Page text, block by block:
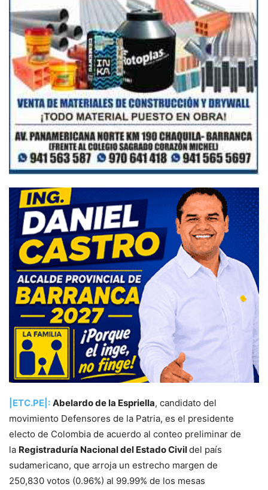
|ETC.PE|: Abelardo de la Espriella, candidato del
movimiento Defensores de la Patria, es el presidente
electo de Colombia de acuerdo al conteo preliminar de
la Registraduría Nacional del Estado Civildel país
sudamericano, que arroja un estrecho margen de
250,830 votos (0.96%) al 99.99% de los mesas